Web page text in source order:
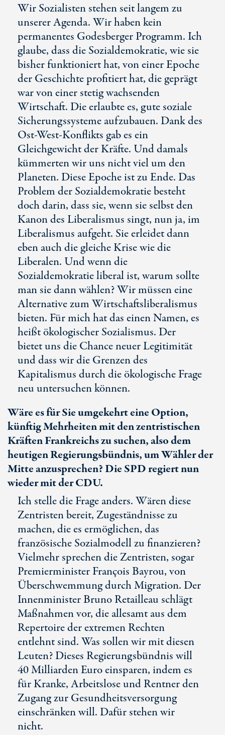
Wir Sozialisten stehen seit langem zu
unserer Agenda. Wir haben kein
permanentes Godesberger Programm. Ich
glaube, dass die Sozialdemokratie, wie sie
bisher funktioniert hat, von einer Epoche
der Geschichte profitiert hat, die geprägt
war von einer stetig wachsenden
Wirtschaft. Die erlaubte es, gute soziale
Sicherungssysteme aufzubauen. Dank des
Ost-West-Konflikts gab es ein
Gleichgewicht der Kräfte. Und damals
kümmerten wir uns nicht viel um den
Planeten. Diese Epoche ist zu Ende. Das
Problem der Sozialdemokratie besteht
doch darin, dass sie, wenn sie selbst den
Kanon des Liberalismus singt, nun ja, im
Liberalismus aufgeht. Sie erleidet dann
eben auch die gleiche Krise wie die
Liberalen. Und wenn die
Sozialdemokratie liberal ist, warum sollte
man sie dann wählen? Wir müssen eine
Alternative zum Wirtschaftsliberalismus
bieten. Für mich hat das einen Namen, es
heißt ökologischer Sozialismus. Der
bietet uns die Chance neuer Legitimität
und dass wir die Grenzen des
Kapitalismus durch die ökologische Frage
neu untersuchen können.
Wäre es für Sie umgekehrt eine Option,
künftig Mehrheiten mit den zentristischen
Kräften Frankreichs zu suchen, also dem
heutigen Regierungsbündnis, um Wähler der
Mitte anzusprechen? Die SPD regiert nun
wieder mit der CDU.
Ich stelle die Frage anders. Wären diese
Zentristen bereit, Zugeständnisse zu
machen, die es ermöglichen, das
französische Sozialmodell zu finanzieren?
Vielmehr sprechen die Zentristen, sogar
Premierminister François Bayrou, von
Überschwemmung durch Migration. Der
Innenminister Bruno Retailleau schlägt
Maßnahmen vor, die allesamt aus dem
Repertoire der extremen Rechten
entlehnt sind. Was sollen wir mit diesen
Leuten? Dieses Regierungsbündnis will
40 MilliardenEuro einsparen, indem es
für Kranke, Arbeitslose und Rentner den
Zugang zur Gesundheitsversorgung
einschränken will. Dafür stehen wir
nicht.